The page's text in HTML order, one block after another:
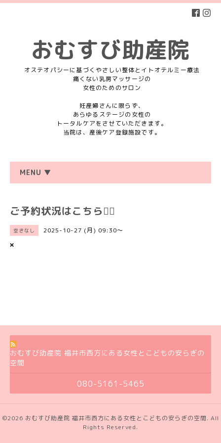
おむすび助産院
オステオパシーに基づくやさしい整体とイトオテルミー療法
痛くない乳房マッサージの
女性のためのサロン
妊産婦さんに限らず、
あらゆるステージの女性の
トータルケアをさせていただきます。
当院は、産後ケア登録施設です。
MENU ▼
ご予約状況はこちら💁‍♀️
空きなし 2025-10-27 (月) 09:30～
×
おむすび助産院 福井市西方にある女性とこどもの安らぎの
空間
080-5161-5465
©2026 おむすび助産院 福井市西方にある女性とこどもの安らぎの空間. All
Rights Reserved.